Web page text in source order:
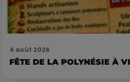
4 août 2026
FÊTE DE LA POLYNÉSIE À